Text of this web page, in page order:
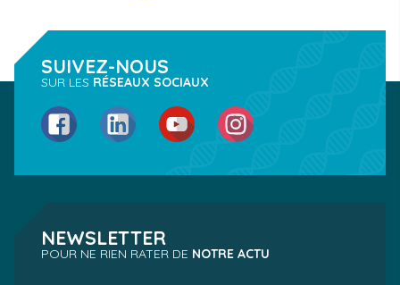
SUIVEZ-NOUS
SUR LES RÉSEAUX SOCIAUX
FacebookLinkedIn YouTube Instagram
NEWSLETTER
POUR NE RIEN RATER DE NOTRE ACTU